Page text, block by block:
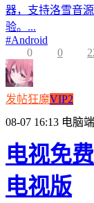
器，支持洛雪音
验。...
#Android
0
0
发帖狂魔VIP2
08-07 16:13 电脑端
电视免
电视版